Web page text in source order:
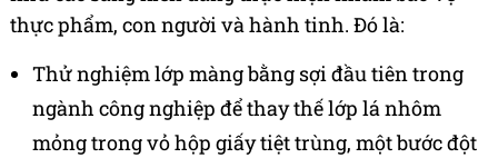
thực phẩm, con người và hành tinh. Đó là:
Thử nghiệm lớp màng bằng sợi đầu tiên trong
ngành công nghiệp để thay thế lớp lá nhôm
mỏng trong vỏ hộp giấy tiệt trùng, một bước đột